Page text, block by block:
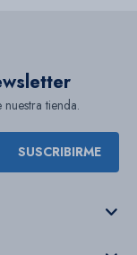
tienda.
SUSCRIBIRME